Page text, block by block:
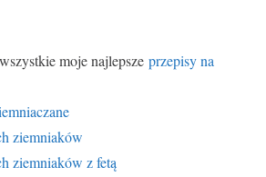
moje najlepsze przepisy na
ziemniaków
ziemniaków z fetą